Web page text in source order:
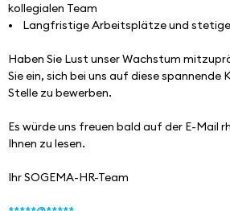
kollegialen Team
•    Langfristige Arbeitsplätze und
Haben Sie Lust unser Wachstum
Sie ein, sich bei uns auf diese
Stelle zu bewerben.
Es würde uns freuen bald auf der E-Mail
Ihnen zu lesen.
Ihr SOGEMA-HR-Team